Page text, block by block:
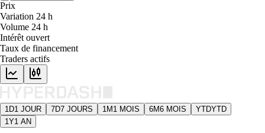
Prix
Variation 24 h
Volume 24 h
Intérêt ouvert
Taux de financement
Traders actifs
1D1 JOUR 7D7 JOURS 1M 1 MOIS 6M6 MOIS YTDYTD
1Y1 AN